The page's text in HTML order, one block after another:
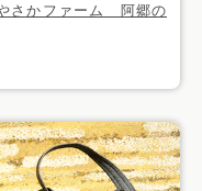
さかファーム 阿郷の